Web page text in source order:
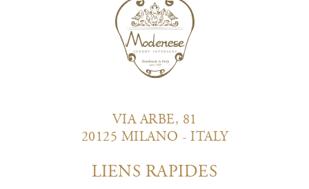
VIA ARBE, 81
20125 MILANO - ITALY
LIENS RAPIDES